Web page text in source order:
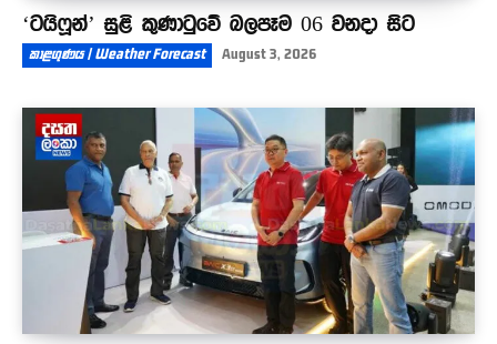
‘ටයිෆූන්’ සුළි කුණාටුවේ බලපෑම 06 වනදා සිට
කාළගුණය | Weather Forecast August 3, 2026